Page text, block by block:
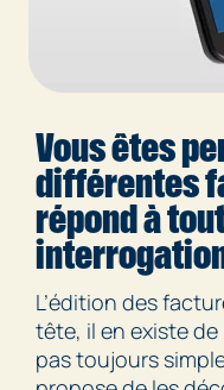
Vous êtes
différentes
répond à
L’édition des
tête, il en existe de
pas toujours